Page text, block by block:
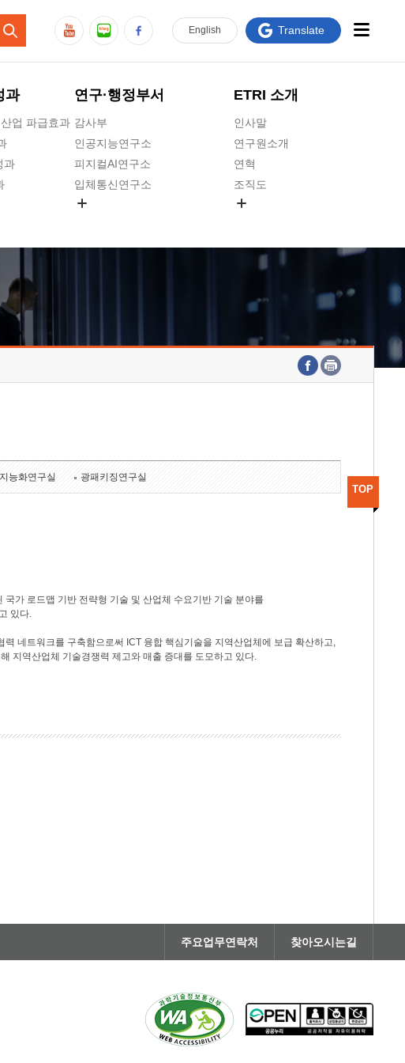
과
업 파급효과
과
연구·행정부서
감사부
인공지능연구소
피지컬AI연구소
입체통신연구소
호남권연구본부
기획본부
ETRI 소개
인사말
연구원소개
연혁
조직도
연구원 고객헌장
주요업무연락처
English Translate
능화연구실 광패키징연구실
가 로드맵 기반 전략형 기술 및 산업체 수요기반 기술 분야를
있다.
네트워크를 구축함으로써 ICT 융합 핵심기술을 지역산업체에 보급 확산하고,
지역산업체 기술경쟁력 제고와 매출 증대를 도모하고 있다.
TOP
주요업무연락처 찾아오시는길